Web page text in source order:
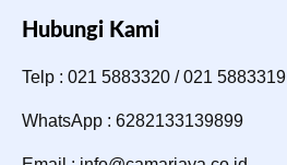
Hubungi Kami
Telp : 021 5883320 / 021 5883319
WhatsApp : 6282133139899